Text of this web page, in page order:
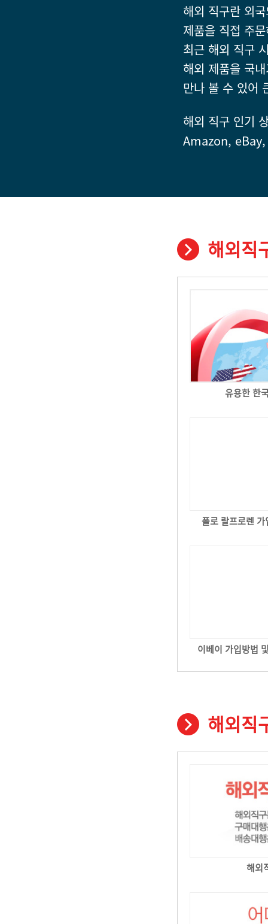
해외 직구란 외
제품을 직접 주
최근 해외 직구
해외 제품을 국
만나 볼 수 있어
해외 직구 인기
Amazon,
해외직
유용한 한
폴로 랄프로렌
이베이 가입방법
해외직
해외